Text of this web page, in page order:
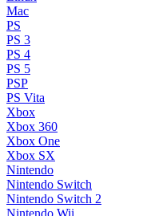
Mac
PS
PS 3
PS 4
PS 5
PSP
PS Vita
Xbox
Xbox 360
Xbox One
Xbox SX
Nintendo
Nintendo Switch
Nintendo Switch 2
Nintendo Wii